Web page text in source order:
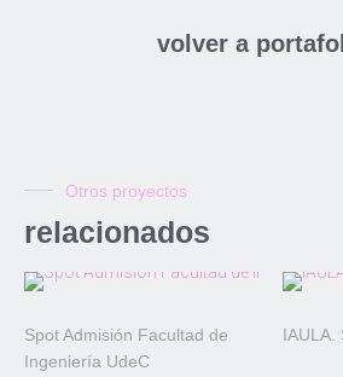
volver a
Otros proyectos
relacionados
Spot Admisión Facultad de
Ingeniería UdeC
IAULA.